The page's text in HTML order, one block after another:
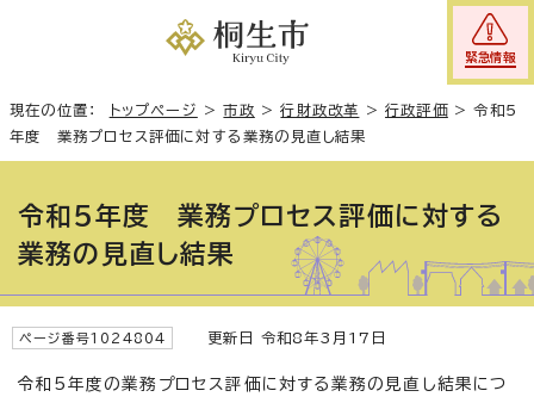
緊急情報
現在の位置： トップページ >市政 >行財政改革 >行政評価>令和5
年度 業務プロセス評価に対する業務の見直し結果
令和5年度 業務プロセス評価に対する
業務の見直し結果
ページ番号1024804 更新日 令和8年3月17日
令和5年度の業務プロセス評価に対する業務の見直し結果につ